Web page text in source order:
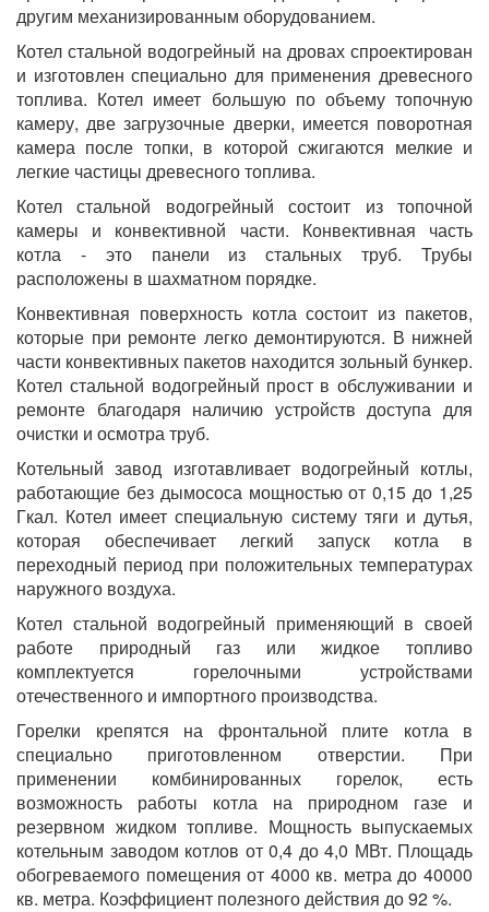
другим механизированным оборудованием.
Котел стальной водогрейный на дровах спроектирован
и изготовлен специально для применения древесного
топлива. Котел имеет большую по объему топочную
камеру, две загрузочные дверки, имеется поворотная
камера после топки, в которой сжигаются мелкие и
легкие частицы древесного топлива.
Котел стальной водогрейный состоит из топочной
камеры и конвективной части. Конвективная часть
котла - это панели из стальных труб. Трубы
расположены в шахматном порядке.
Конвективная поверхность котла состоит из пакетов,
которые при ремонте легко демонтируются. В нижней
части конвективных пакетов находится зольный бункер.
Котел стальной водогрейный прост в обслуживании и
ремонте благодаря наличию устройств доступа для
очистки и осмотра труб.
Котельный завод изготавливает водогрейный котлы,
работающие без дымососа мощностью от 0,15 до 1,25
Гкал. Котел имеет специальную систему тяги и дутья,
которая обеспечивает легкий запуск котла в
переходный период при положительных температурах
наружного воздуха.
Котел стальной водогрейный применяющий в своей
работе природный газ или жидкое топливо
комплектуется горелочными устройствами
отечественного и импортного производства.
Горелки крепятся на фронтальной плите котла в
специально приготовленном отверстии. При
применении комбинированных горелок, есть
возможность работы котла на природном газе и
резервном жидком топливе. Мощность выпускаемых
котельным заводом котлов от 0,4 до 4,0 МВт. Площадь
обогреваемого помещения от 4000 кв. метра до 40000
кв. метра. Коэффициент полезного действия до 92 %.